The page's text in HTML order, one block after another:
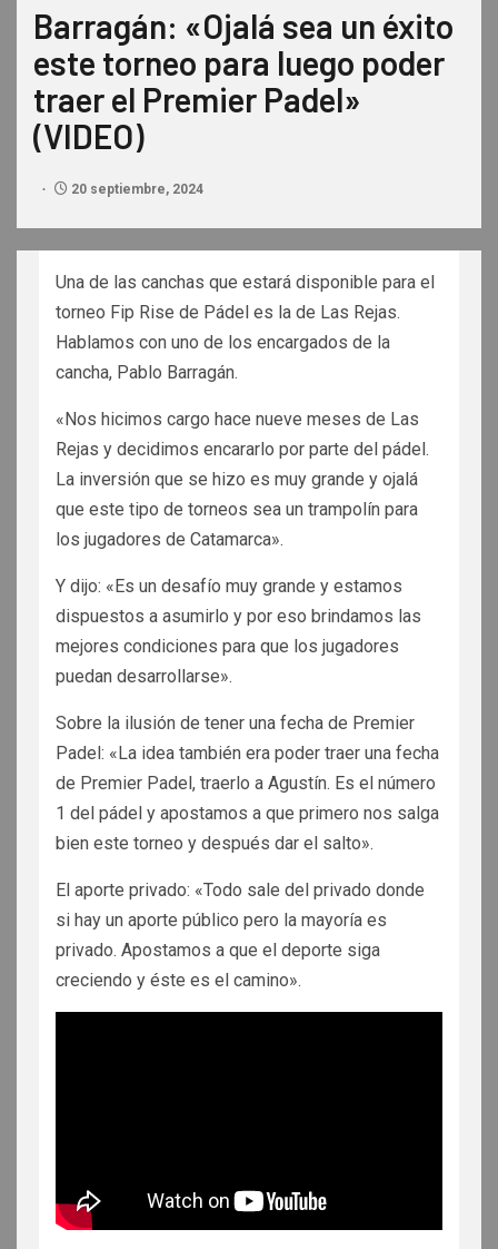
Barragán: «Ojalá sea un éxito
este torneo para luego poder
traer el Premier Padel»
(VIDEO)
20 septiembre, 2024
Una de las canchas que estará disponible para el
torneo Fip Rise de Pádel es la de Las Rejas.
Hablamos con uno de los encargados de la
cancha, Pablo Barragán.
«Nos hicimos cargo hace nueve meses de Las
Rejas y decidimos encararlo por parte del pádel.
La inversión que se hizo es muy grande y ojalá
que este tipo de torneos sea un trampolín para
los jugadores de Catamarca».
Y dijo: «Es un desafío muy grande y estamos
dispuestos a asumirlo y por eso brindamos las
mejores condiciones para que los jugadores
puedan desarrollarse».
Sobre la ilusión de tener una fecha de Premier
Padel: «La idea también era poder traer una fecha
de Premier Padel, traerlo a Agustín. Es el número
1 del pádel y apostamos a que primero nos salga
bien este torneo y después dar el salto».
El aporte privado: «Todo sale del privado donde
si hay un aporte público pero la mayoría es
privado. Apostamos a que el deporte siga
creciendo y éste es el camino».